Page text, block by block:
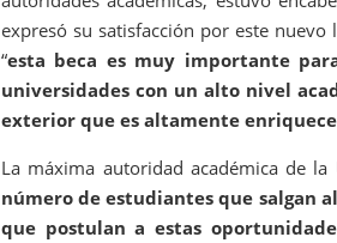
expresó su satisfacción por este
“esta beca es muy importante
universidades con un alto nivel
exterior que es altamente
La máxima autoridad académica de la
número de estudiantes que salgan
que postulan a estas